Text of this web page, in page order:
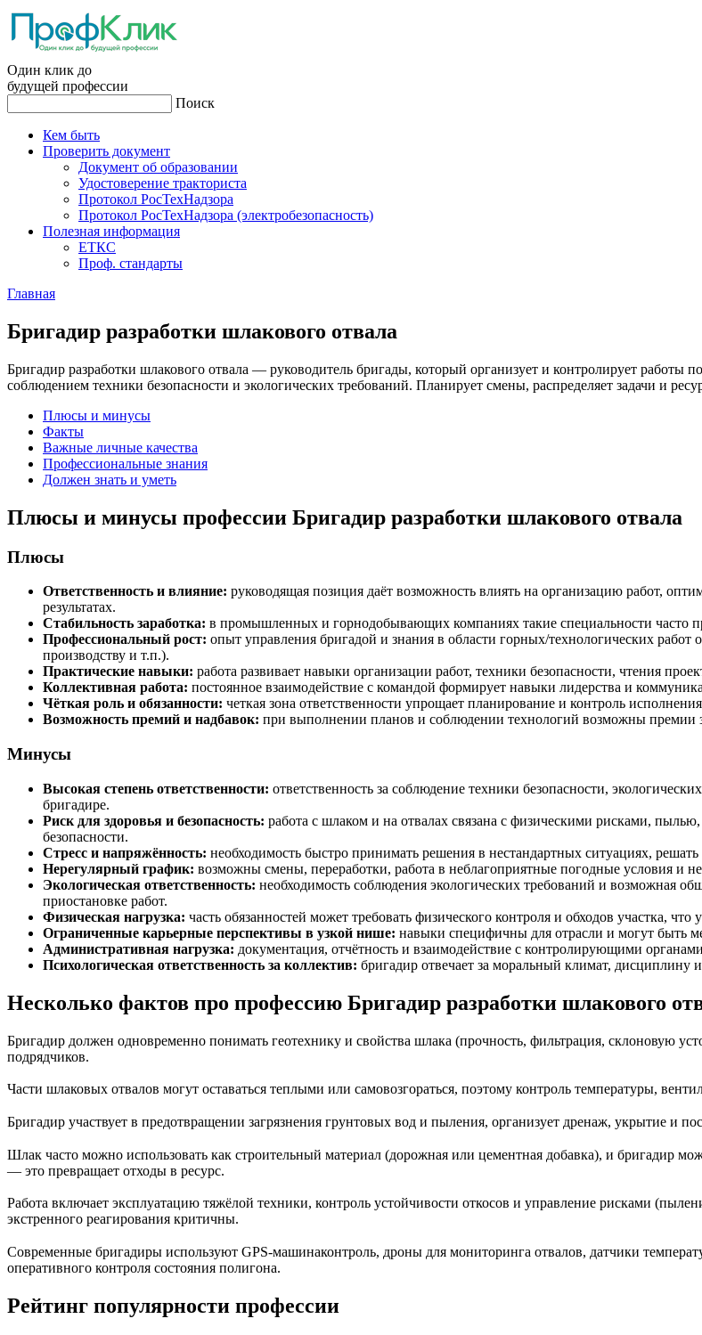
Один клик до
будущей профессии
Поиск
Кем быть
Проверить документ
Документ об образовании
Удостоверение тракториста
Протокол РосТехНадзора
Протокол РосТехНадзора (электробезопасность)
Полезная информация
ЕТКС
Проф. стандарты
Главная
Бри­гадир раз­ра­бот­ки шла­ково­го от­ва­ла
Бригадир разработки шлакового отвала — руководитель бригады, который организует и контролирует работы
соблюдением техники безопасности и экологических требований. Планирует смены, распределяет задачи и
Плюсы и минусы
Факты
Важные личные качества
Профессиональные знания
Должен знать и уметь
Плюсы и минусы профессии Бригадир разработки шлакового отвала
Плюсы
Ответственность и влияние: руководящая позиция даёт возможность влиять на организацию работ,
результатах.
Стабильность заработка: в промышленных и горнодобывающих компаниях такие специальности часто
Профессиональный рост: опыт управления бригадой и знания в области горных/технологических
производству и т.п.).
Практические навыки: работа развивает навыки организации работ, техники безопасности, чтения
Коллективная работа: постоянное взаимодействие с командой формирует навыки лидерства и
Чёткая роль и обязанности: четкая зона ответственности упрощает планирование и контроль исполнения
Возможность премий и надбавок: при выполнении планов и соблюдении технологий возможны премии
Минусы
Высокая степень ответственности: ответственность за соблюдение техники безопасности,
бригадире.
Риск для здоровья и безопасность: работа с шлаком и на отвалах связана с физическими рисками,
безопасности.
Стресс и напряжённость: необходимость быстро принимать решения в нестандартных ситуациях,
Нерегулярный график: возможны смены, переработки, работа в неблагоприятные погодные условия и
Экологическая ответственность: необходимость соблюдения экологических требований и возможная
приостановке работ.
Физическая нагрузка: часть обязанностей может требовать физического контроля и обходов участка,
Ограниченные карьерные перспективы в узкой нише: навыки специфичны для отрасли и могут быть
Административная нагрузка: документация, отчётность и взаимодействие с контролирующими
Психологическая ответственность за коллектив: бригадир отвечает за моральный климат, дисциплину
Несколько фактов про профессию Бригадир разработки шлакового
Бригадир должен одновременно понимать геотехнику и свойства шлака (прочность, фильтрация, склоновую
подрядчиков.
Части шлаковых отвалов могут оставаться теплыми или самовозгораться, поэтому контроль температуры,
Бригадир участвует в предотвращении загрязнения грунтовых вод и пыления, организует дренаж, укрытие и
Шлак часто можно использовать как строительный материал (дорожная или цементная добавка), и бригадир
— это превращает отходы в ресурс.
Работа включает эксплуатацию тяжёлой техники, контроль устойчивости откосов и управление рисками
экстренного реагирования критичны.
Современные бригадиры используют GPS-машинаконтроль, дроны для мониторинга отвалов, датчики
оперативного контроля состояния полигона.
Рейтинг популярности профессии